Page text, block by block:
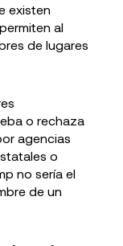
existen
al
de lugares
o rechaza
agencias
o
no sería el
de un